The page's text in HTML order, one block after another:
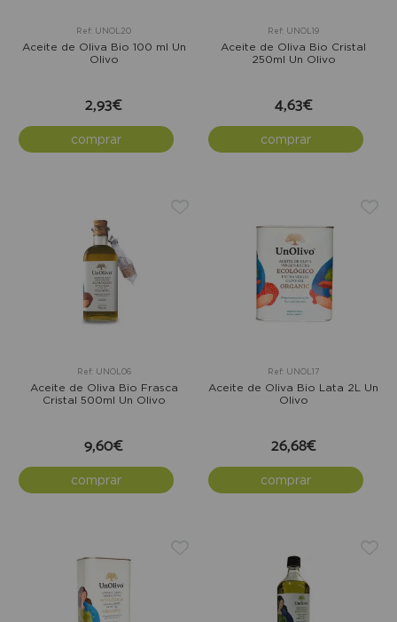
Ref: UNOL20
Aceite de Oliva Bio 100 ml Un
Olivo
2,93€
comprar
Ref: UNOL19
Aceite de Oliva Bio Cristal
250ml Un Olivo
4,63€
comprar
Ref: UNOL06
Aceite de Oliva Bio Frasca
Cristal 500ml Un Olivo
9,60€
comprar
Ref: UNOL17
Aceite de Oliva Bio Lata 2L Un
Olivo
26,68€
comprar